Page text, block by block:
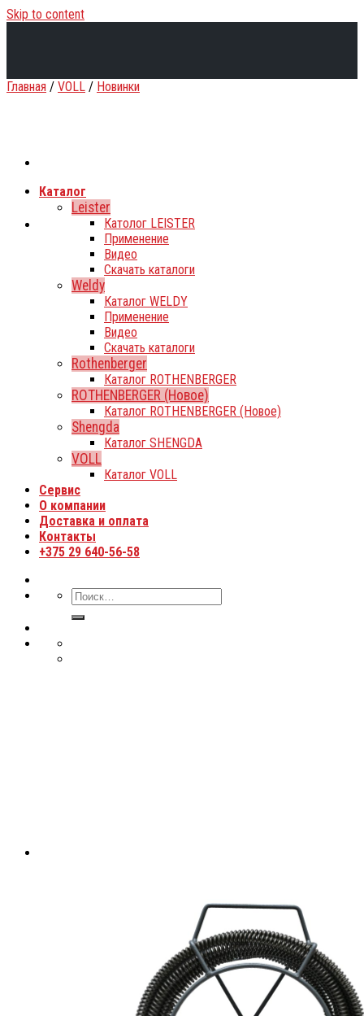
Skip to content
Каталог
Leister
Католог LEISTER
Применение
Видео
Скачать каталоги
Weldy
Каталог WELDY
Применение
Видео
Скачать каталоги
Rothenberger
Каталог ROTHENBERGER
ROTHENBERGER (Новое)
Каталог ROTHENBERGER (Новое)
Shengda
Каталог SHENGDA
VOLL
Каталог VOLL
Сервис
О компании
Доставка и оплата
Контакты
+375 29 640-56-58
Главная / VOLL / Новинки